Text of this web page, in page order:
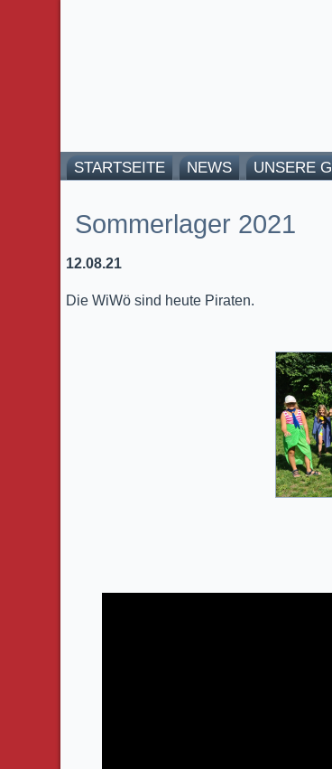
STARTSEITE NEWS UNSERE
Sommerlager 2021
12.08.21
Die WiWö sind heute Piraten.